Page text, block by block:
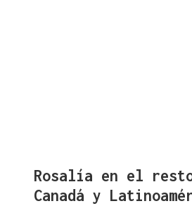
Rosalía en el
Canadá y